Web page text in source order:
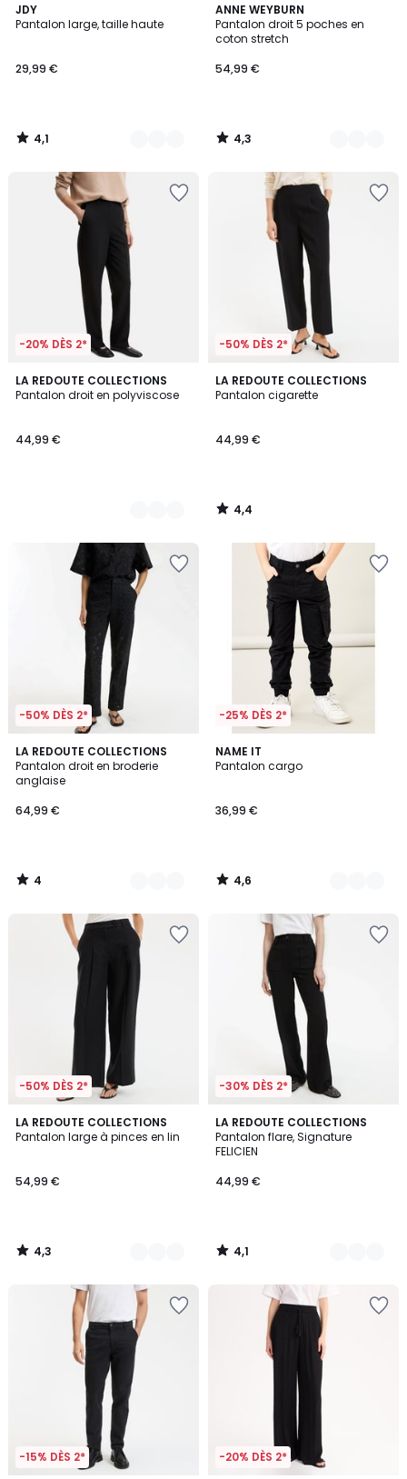
JDY
Pantalon large, taille haute
29,99 €
4,1
/ 5
5
Couleurs
4,1
/
ANNE WEYBURN
Pantalon droit 5 poches en
coton stretch
54,99 €
4,3
/ 5
5
Couleurs
4,3
/
-20% DÈS 2*
LA REDOUTE COLLECTIONS
Pantalon droit en polyviscose
44,99 €
3
Couleurs
-50% DÈS 2*
LA REDOUTE COLLECTIONS
Pantalon cigarette
44,99 €
4,4
/ 5
4,4
/
-50% DÈS 2*
LA REDOUTE COLLECTIONS
Pantalon droit en broderie
anglaise
64,99 €
4
/
5
2
Couleurs
4
/
-25% DÈS 2*
NAME IT
Pantalon cargo
36,99 €
4,6
/ 5
3
Couleurs
4,6
/
-50% DÈS 2*
LA REDOUTE COLLECTIONS
Pantalon large à pinces en lin
54,99 €
4,3
/ 5
4
Couleurs
4,3
/
-30% DÈS 2*
LA REDOUTE COLLECTIONS
Pantalon flare, Signature
FELICIEN
44,99 €
4,1
/ 5
3
Couleurs
4,1
/
-15% DÈS 2* -20% DÈS 2*